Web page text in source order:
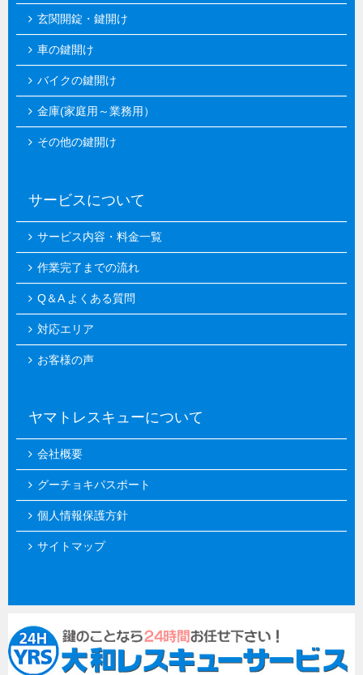
玄関開錠・鍵開け
車の鍵開け
バイクの鍵開け
金庫(家庭用～業務用）
その他の鍵開け
サービスについて
サービス内容・料金一覧
作業完了までの流れ
Q＆A よくある質問
対応エリア
お客様の声
ヤマトレスキューについて
会社概要
グーチョキパスポート
個人情報保護方針
サイトマップ